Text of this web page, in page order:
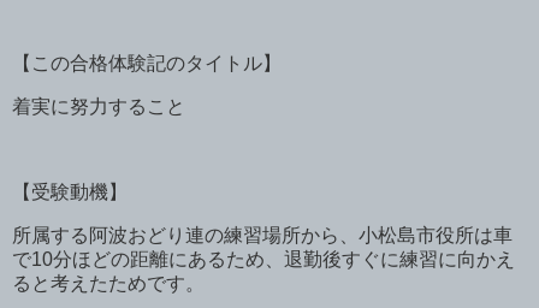
【この合格体験記のタイトル】
着実に努力すること
【受験動機】
所属する阿波おどり連の練習場所から、小松島市役所は車
で10分ほどの距離にあるため、退勤後すぐに練習に向かえ
ると考えたためです。